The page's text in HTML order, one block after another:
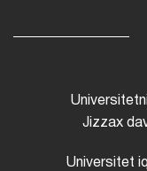
Jizzax
Universitet